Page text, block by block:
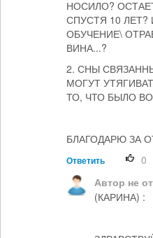
НОСИЛО?
СПУСТЯ 10
ОБУЧЕНИЕ\
ВИНА...?
2. СНЫ
МОГУТ
ТО, ЧТО БЫЛО
БЛАГОДАРЮ ЗА
Ответить
0
Автор не
(КАРИНА) :